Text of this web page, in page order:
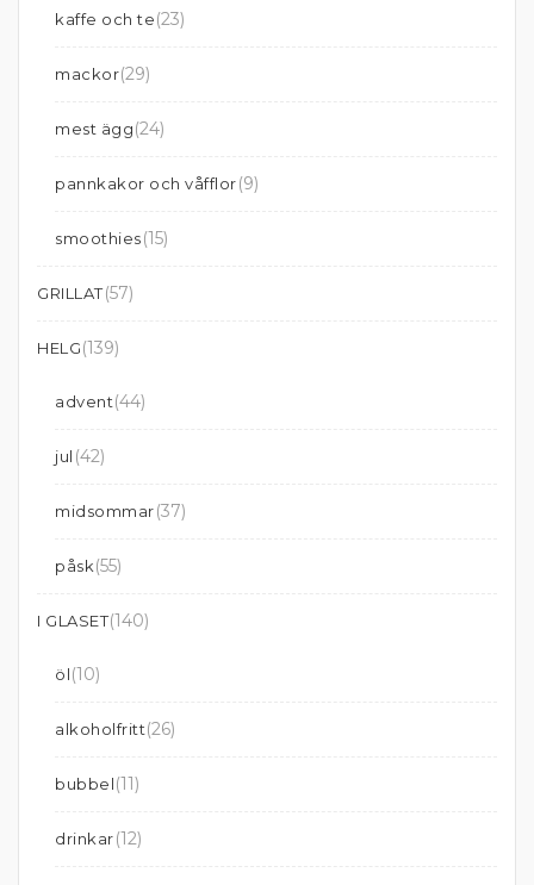
kaffe och te(23)
mackor(29)
mest ägg(24)
pannkakor och våfflor(9)
smoothies(15)
GRILLAT(57)
HELG(139)
advent(44)
jul (42)
midsommar(37)
påsk(55)
I GLASET(140)
öl(10)
alkoholfritt(26)
bubbel(11)
drinkar(12)